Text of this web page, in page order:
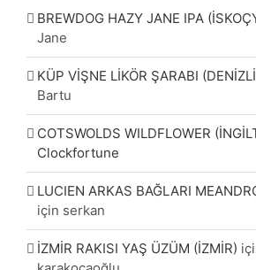
BREWDOG HAZY JANE IPA
Jane
KÜP VİŞNE LİKÖR ŞARABI
Bartu
COTSWOLDS WILDFLOWER
Clockfortune
LUCIEN ARKAS BAĞLARI
için serkan
İZMİR RAKISI YAŞ ÜZÜM (İZMİR)